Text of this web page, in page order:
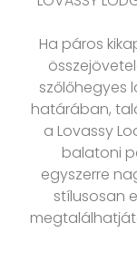
Ha páros
szőlőhegyes
határában,
a Lovassy
balatoni
egyszerre
stílusosan